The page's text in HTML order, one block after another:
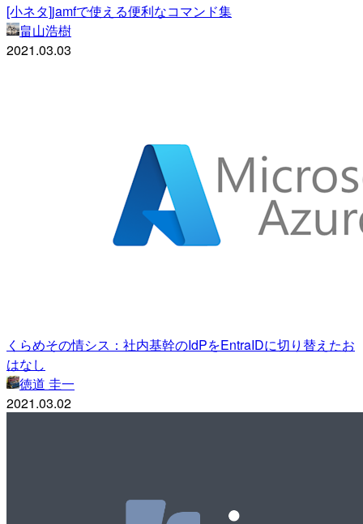
[小ネタ]jamfで使える便利なコマンド集
畠山浩樹
2021.03.03
くらめその情シス：社内基幹のIdPをEntraIDに切り替えたお
はなし
徳道 圭一
2021.03.02